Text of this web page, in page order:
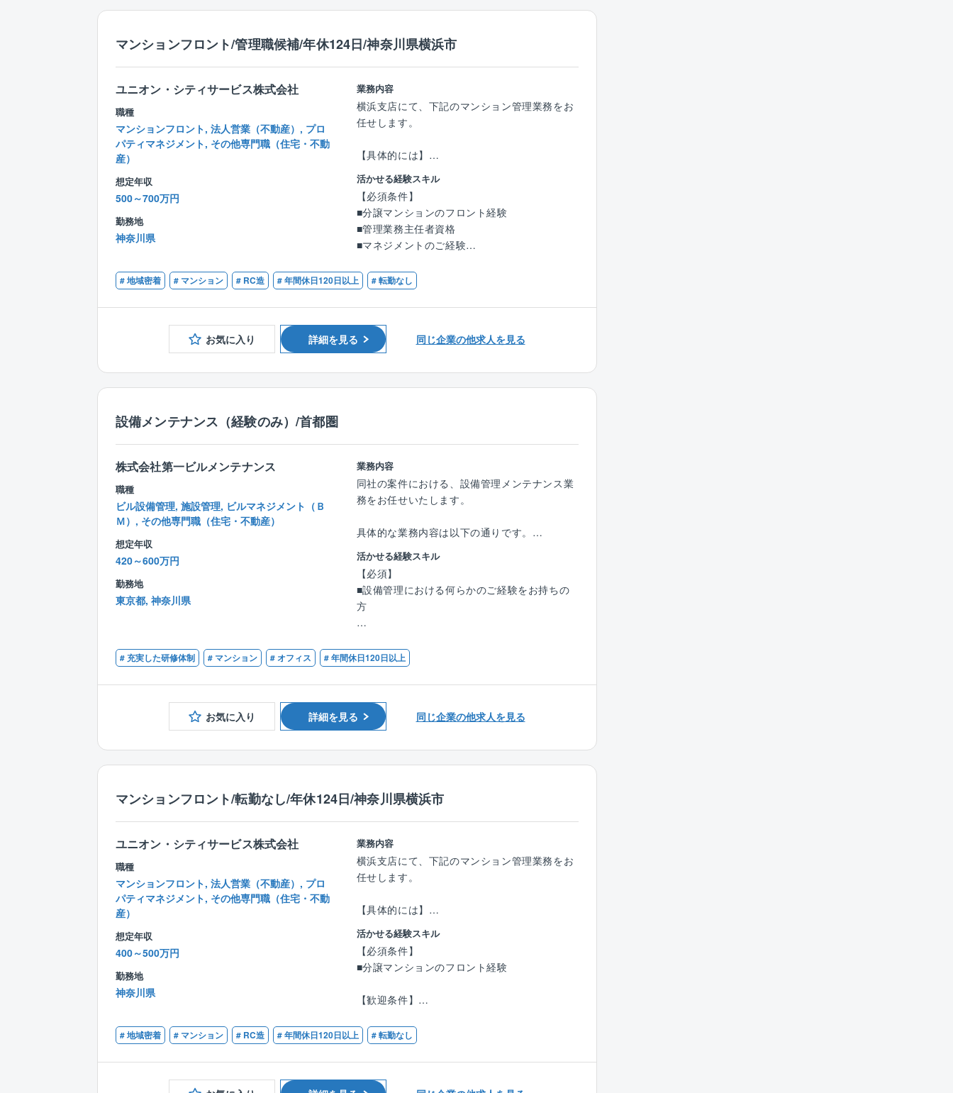
◎同社独自の福利厚生
社内バーベキューやリゾート施設割引など、同
社独自の福利厚生が充実しています
ヨーロッパ建築を意識した外観やデザインが特
徴的で、ドラマや映画撮影などにも頻繁に使用
されています。
■同社は、ヨーロピアンテイストの[VERENA]ヴ
ェレーナ グランシティマンションの管理を通じ
ちろんのこと、皆様に満足してお住まいいただ
ョンライフ実現のために、きめ細やかなメンテ
ナンスや緊急対応はもちろん、建物の長期修
繕、大規模改修工事のプランニングを通して、
快適なマンションライフをサポートします。
日） 1棟あたりの平均戸数 68戸
ントタワー(タワー型) （194戸)/グランシティ
麻布（21戸）/グランタワー府中(駅前再開発)
ーナ港北ニュータウン(346戸) 他116件
マンションフロント/管理職候補/年休124日/神奈川県横浜市
ユニオン・シティサービス株式会社
職種
マンションフロント, 法人営業（不動産）, プロ
パティマネジメント, その他専門職（住宅・不動
産）
想定年収
500～700万円
勤務地
神奈川県
業務内容
横浜支店にて、下記のマンション管理業務をお
任せします。
【具体的には】
■担当案件はお一人当たり、12～15棟です。
■支店ごとに担当エリアが分かれており50～10
0世帯の中規模マンションが中心です。
■管理組合運営のサポート：管理組合/理事会の
運営、決算業務の他に長期修繕計画の提案など
を行います。
■各種メンテナンスや修繕の手配や報告、提
案：建物の劣化、設備の不具合を防ぐため工事
及び労務管理（賃金や労働時間の管理等）を行
います。
【ユニオングループの魅力】
■一都三県で事業を展開しており、グループ全
体で約130億の売り上げを記録し、関東でも有
数の実績を誇る企業です。不動産管理に強みを
を築いているため、業績も安定しています。
き、他社の追随できない強みを持っておりま
す。
■年間休日124日で平均残業15時間程度、その
他、福利厚生も充実しており、就労バランスの
良好な環境です。
【事業方針】
業の存在価値はないのではないかという考えの
もと、既存の事業の加え、奨学金の財団を設立
挑戦していきたいと考えております。
活かせる経験スキル
【必須条件】
■分譲マンションのフロント経験
■管理業務主任者資格
■マネジメントのご経験
【歓迎条件】
■宅地建物取引士
# 地域密着 # マンション # RC造 # 年間休日120日以上 # 転勤なし
お気に入り 詳細を見る 同じ企業の他求人を見る
設備メンテナンス（経験のみ）/首都圏
株式会社第一ビルメンテナンス
職種
ビル設備管理, 施設管理, ビルマネジメント（Ｂ
Ｍ）, その他専門職（住宅・不動産）
想定年収
420～600万円
勤務地
東京都, 神奈川県
業務内容
同社の案件における、設備管理メンテナンス業
務をお任せいたします。
具体的な業務内容は以下の通りです。
■設備/消防/空調の巡回点検
■貯水槽の清掃
■建築物の小修繕
■給排水の修理 など
■工事の立ち合い（協力会社の管理業）
※作業は基本2人1組で、1日2〜3件程度を巡回
します。
理会社からの案件受注がメインです。
■取り扱う建物はマンションが7割、3割がオフ
■3つのグループで構成され、自社作業は都内を
中心としており 遠方は協力会社と連携して実
施しています。
■3つのグループ内でエリアや客先で均等に分
け、作業月に応じて効率よく現場を完了できる
ように振り分けいたします。
ント業務においては20代中盤〜40代のメンバー
ランリーダーが1名おり、その下に2～3年目が
数名、といった構成です。
■消防設備のメンテナンス専門部署もございま
ことが可能です。
【働き方】
す。
活かせる経験スキル
【必須】
■設備管理における何らかのご経験をお持ちの
方
■電気工事士（1種2種）
■管工事施工管理技士（1級2級）
■建築物環境衛生管理技術者
■第三種電気主任技術者
■消防設備士（甲種4類/乙種6類）
■消防設備点検資格者
# 充実した研修体制 # マンション # オフィス # 年間休日120日以上
お気に入り 詳細を見る 同じ企業の他求人を見る
マンションフロント/転勤なし/年休124日/神奈川県横浜市
ユニオン・シティサービス株式会社
職種
マンションフロント, 法人営業（不動産）, プロ
パティマネジメント, その他専門職（住宅・不動
産）
想定年収
400～500万円
勤務地
神奈川県
業務内容
横浜支店にて、下記のマンション管理業務をお
任せします。
【具体的には】
■担当案件はお一人当たり、12～15棟です。
■支店ごとに担当エリアが分かれており50～10
0世帯の中規模マンションが中心です。
■管理組合運営のサポート：管理組合/理事会の
を行います。
■各種メンテナンスや修繕の手配や報告、提
案：建物の劣化、設備の不具合を防ぐため工事
及び労務管理（賃金や労働時間の管理等）を行
活かせる経験スキル
【必須条件】
■分譲マンションのフロント経験
【歓迎条件】
# 地域密着 # マンション # RC造 # 年間休日120日以上 # 転勤なし